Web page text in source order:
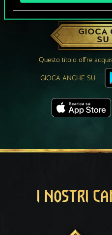
CHE NE DICI DI
GIOCA
SU
Questo titolo offre
GIOCA ANCHE SU
I NOSTRI